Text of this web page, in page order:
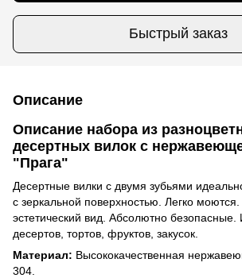
Быстрый заказ
Описание
Описание набора из
десертных вилок с
"Прага"
Десертные вилки с двумя зубьями
с зеркальной поверхностью. Легко
эстетический вид. Абсолютно безопасные.
десертов, тортов, фруктов, закусок.
Материал: Высококачественная
304.